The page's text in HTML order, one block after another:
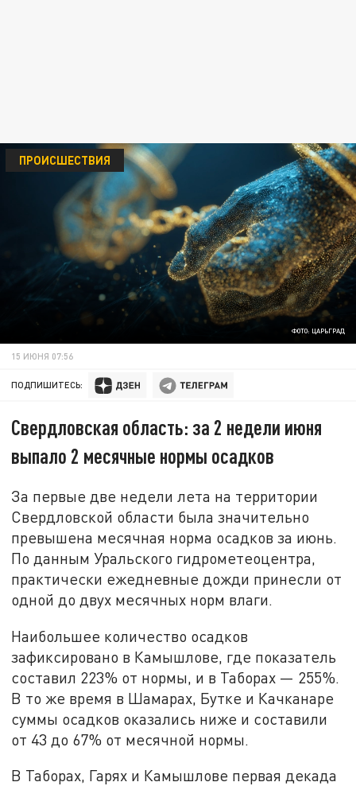
ФОТО: ЦАРЬГРАД
ПРОИСШЕСТВИЯ
15 ИЮНЯ 07:56
ПОДПИШИТЕСЬ:
Свердловская область: за 2 недели июня
выпало 2 месячные нормы осадков
За первые две недели лета на территории
Свердловской области была значительно
превышена месячная норма осадков за июнь.
По данным Уральского гидрометеоцентра,
практически ежедневные дожди принесли от
одной до двух месячных норм влаги.
Наибольшее количество осадков
зафиксировано в Камышлове, где показатель
составил 223% от нормы, и в Таборах — 255%.
В то же время в Шамарах, Бутке и Качканаре
суммы осадков оказались ниже и составили
от 43 до 67% от месячной нормы.
В Таборах, Гарях и Камышлове первая декада